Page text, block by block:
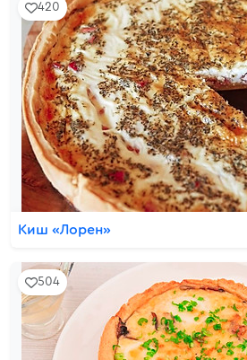
420
Киш «Лорен»
504